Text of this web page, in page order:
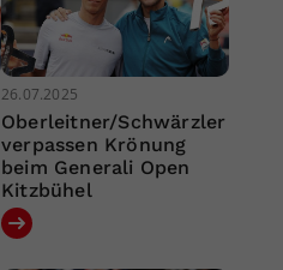
26.07.2025
Oberleitner/Schwärzler
verpassen Krönung
beim Generali Open
Kitzbühel